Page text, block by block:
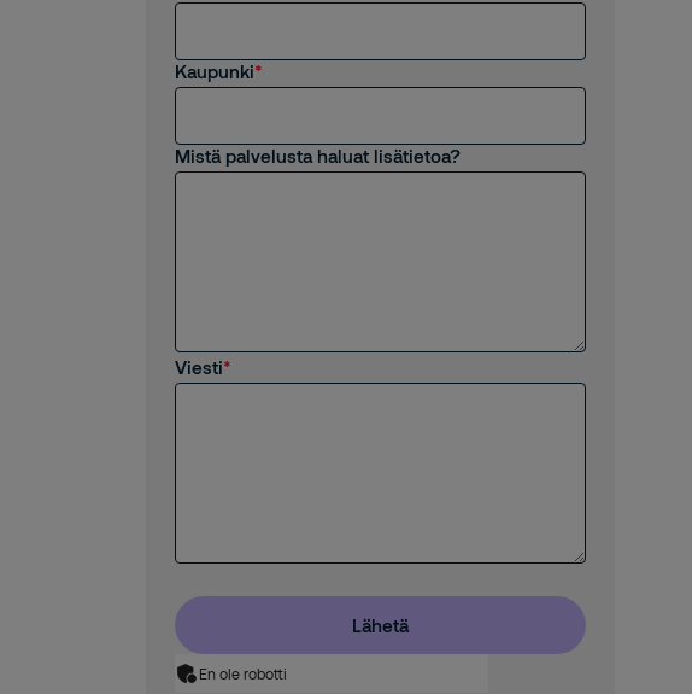
Kaupunki
Mistä palvelusta haluat lisätietoa?
Viesti
Lähetä
En ole robotti